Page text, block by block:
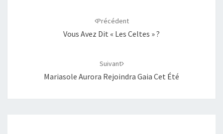
Précédent
Vous Avez Dit « Les Celtes » ?
Suivant
Mariasole Aurora Rejoindra Gaia Cet Été